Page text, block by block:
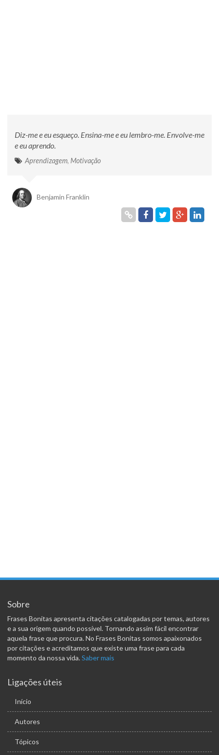
Diz-me e eu esqueço. Ensina-me e eu lembro-me. Envolve-me
e eu aprendo.
Aprendizagem, Motivação
Benjamin Franklin
Sobre
Frases Bonitas apresenta citações catalogadas por temas, autores
e a sua origem quando possível. Tornando assim fácil encontrar
aquela frase que procura. No Frases Bonitas somos apaixonados
por citações e acreditamos que existe uma frase para cada
momento da nossa vida. Saber mais
Ligações úteis
Início
Autores
Tópicos